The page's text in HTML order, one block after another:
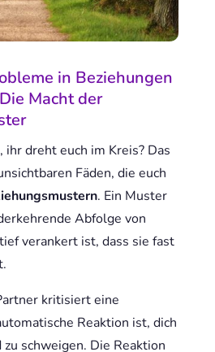
in Beziehungen
Macht der
ihr dreht euch im Kreis? Das
Fäden, die euch
. Ein Muster
Abfolge von
verankert ist, dass sie fast
kritisiert eine
Reaktion ist, dich
zu schweigen. Die Reaktion